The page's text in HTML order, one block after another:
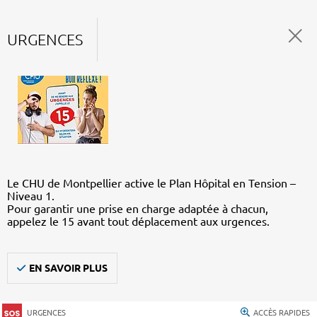
URGENCES
Le CHU de Montpellier active le Plan Hôpital en Tension –
Niveau 1.
Pour garantir une prise en charge adaptée à chacun,
appelez le 15 avant tout déplacement aux urgences.
EN SAVOIR PLUS
URGENCES ACCÈS RAPIDES